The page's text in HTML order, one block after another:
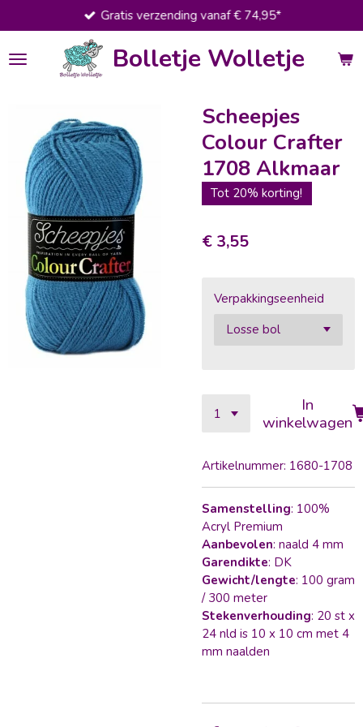
direct
naar
de
Bolletje Wolletje
Gratis verzending vanaf € 74,95*
Scheepjes
Colour Crafter
1708 Alkmaar
Tot 20% korting!
€ 3,55
Verpakkingseenheid
In
winkelwagen
Artikelnummer: 1680-1708
Samenstelling: 100%
Acryl Premium
Aanbevolen: naald 4 mm
Garendikte: DK
Gewicht/lengte: 100 gram
/ 300 meter
Stekenverhouding: 20 st x
24 nld is 10 x 10 cm met 4
mm naalden